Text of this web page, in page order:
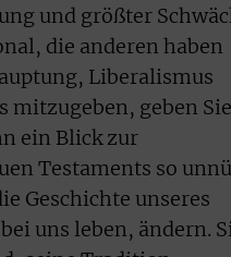
und größter
die anderen haben
Liberalismus
mitzugeben, geben Sie
ein Blick zur
Testaments so
Geschichte unseres
uns leben, ändern.